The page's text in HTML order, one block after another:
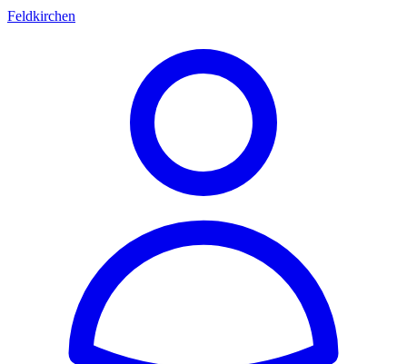
Feldkirchen